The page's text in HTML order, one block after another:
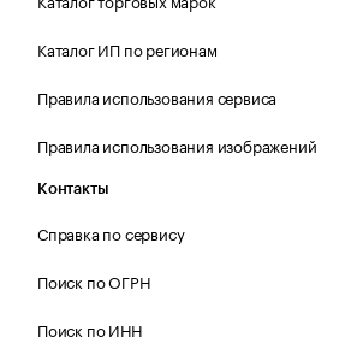
Каталог ИП по регионам
Правила использования сервиса
Правила использования изображений
Контакты
Справка по сервису
Поиск по ОГРН
Поиск по ИНН